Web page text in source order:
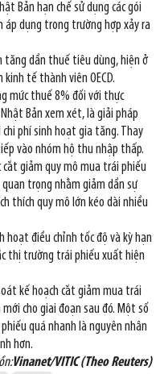
Bản hạn chế sử dụng các gói
áp dụng trong trường hợp xảy ra
tăng dần thuế tiêu dùng, hiện ở
tế thành viên OECD.
mức thuế 8% đối với thực
Bản xem xét, là giải pháp
phí sinh hoạt gia tăng. Thay
vào nhóm hộ thu nhập thấp.
cắt giảm quy mô mua trái phiếu
quan trọng nhằm giảm dần sự
thích quy mô lớn kéo dài nhiều
hoạt điều chỉnh tốc độ và kỳ hạn
thị trường trái phiếu xuất hiện
kế hoạch cắt giảm mua trái
cho giai đoạn sau đó. Một số
quá nhanh là nguyên nhân
hơn.
Vinanet/VITIC (Theo Reuters)